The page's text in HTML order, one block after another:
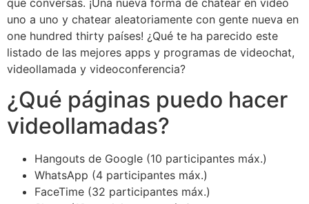
uno a uno y chatear aleatoriamente con gente nueva en
one hundred thirty países! ¿Qué te ha parecido este
listado de las mejores apps y programas de videochat,
videollamada y videoconferencia?
¿Qué páginas puedo hacer
videollamadas?
Hangouts de Google (10 participantes máx.)
WhatsApp (4 participantes máx.)
FaceTime (32 participantes máx.)